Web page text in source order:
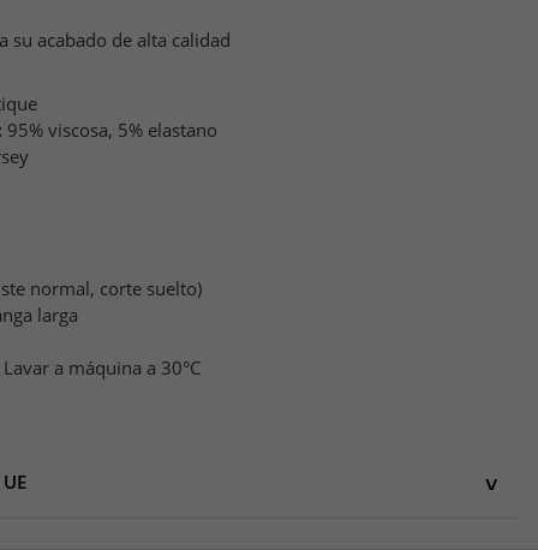
su acabado de alta calidad
95% viscosa, 5% elastano
normal, corte suelto)
larga
Lavar a máquina a 30°C